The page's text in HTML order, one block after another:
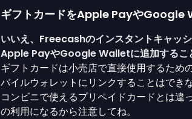
ギフトカードをApple PayやGoogle
いいえ、Freecashのインスタントキャッ
Apple PayやGoogle Walletに追加するこ
ギフトカードは小売店で直接使用するため
バイルウォレットにリンクすることはでき
コンビニで使えるプリペイドカードとは違
の利用になるから注意してね。